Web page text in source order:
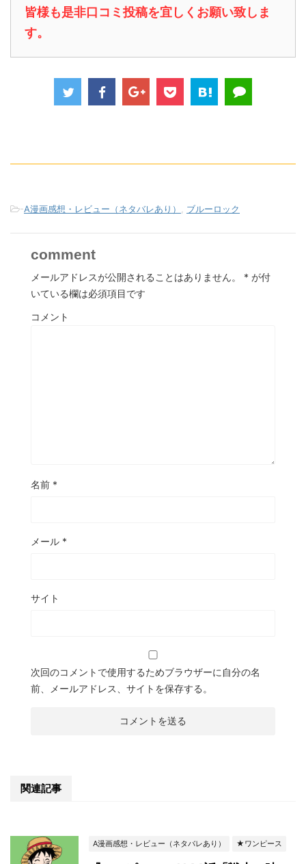
皆様も是非口コミ投稿を宜しくお願い致しま
す。
-A漫画感想・レビュー（ネタバレあり） ブルーロック
comment
メールアドレスが公開されることはありません。 * が付
いている欄は必須項目です
コメント
名前 *
メール *
サイト
次回のコメントで使用するためブラウザーに自分の名
前、メールアドレス、サイトを保存する。
関連記事
A漫画感想・レビュー（ネタバレあり） ★ワンピース